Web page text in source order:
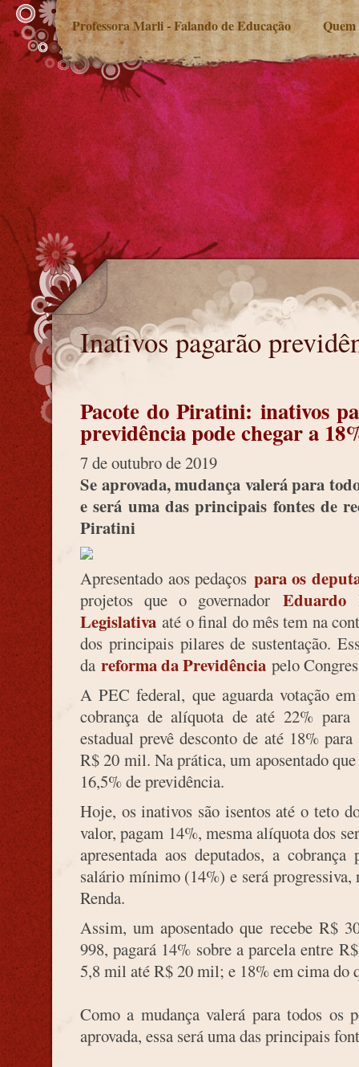
Professora Marli - Falando de Educação Quem
Inativos pagarão
Inativos pagarão previdência
Pacote do Piratini: inativos
previdência pode chegar a
7 de outubro de 2019
Se aprovada, mudança valerá para
e será uma das principais fontes de
Piratini
Apresentado aos pedaços para os
projetos que o governadorEduardo
Legislativa até o final do mês tem na
dos principais pilares de sustentação.
da reforma da Previdência pelo
A PEC federal, que aguarda votação
cobrança de alíquota de até 22% para
estadual prevê desconto de até 18%
R$ 20 mil. Na prática, um aposentado
16,5% de previdência.
Hoje, os inativos são isentos até o teto
valor, pagam 14%, mesma alíquota dos
apresentada aos deputados, a
salário mínimo (14%) e será
Renda.
Assim, um aposentado que recebe R$
998, pagará 14% sobre a parcela entre
5,8 mil até R$ 20 mil; e 18% em cima do
Como a mudança valerá para todos os
aprovada, essa será uma das principais